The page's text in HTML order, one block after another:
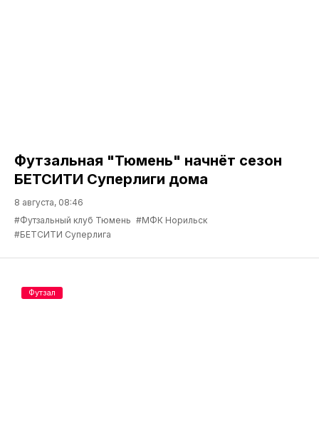
Футзальная "Тюмень" начнёт сезон
БЕТСИТИ Суперлиги дома
8 августа, 08:46
#Футзальный клуб Тюмень #МФК Норильск
#БЕТСИТИ Суперлига
Футзал